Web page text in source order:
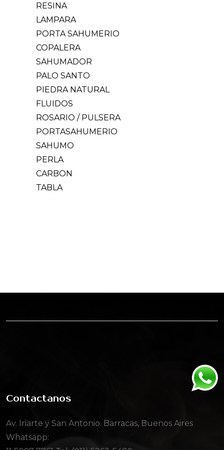
RESINA
LAMPARA
PORTA SAHUMERIO
COPALERA
SAHUMADOR
PALO SANTO
PIEDRA NATURAL
FLUIDOS
ROSARIO / PULSERA
PORTASAHUMERIO
SAHUMO
PERLA
CARBON
TABLA
Contactanos
Av. Iriarte y San Antonio. Barracas, Buenos Aires
Whatsapp: